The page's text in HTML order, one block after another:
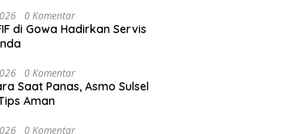
Namun
dan
Bank Sultra Pimpin Klasemen
Medali
0 Komentar
di Gowa Hadirkan Servis
0 Komentar
Saat Panas, Asmo Sulsel
Aman
0 Komentar